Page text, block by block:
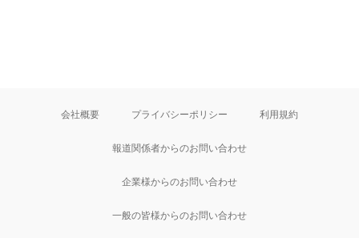
会社概要 プライバシーポリシー 利用規約
報道関係者からのお問い合わせ
企業様からのお問い合わせ
一般の皆様からのお問い合わせ